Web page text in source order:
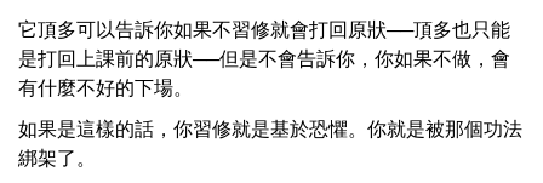
它頂多可以告訴你如果不習修就會打回原狀──頂多也只能
是打回上課前的原狀──但是不會告訴你，你如果不做，會
有什麼不好的下場。
如果是這樣的話，你習修就是基於恐懼。你就是被那個功法
綁架了。